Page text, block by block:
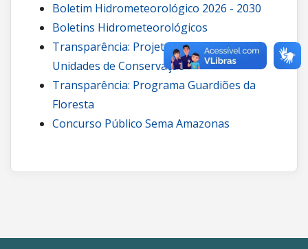
Boletim Hidrometeorológico 2026 - 2030
Boletins Hidrometeorológicos
Transparência: Projetos de carbono em
Unidades de Conservação
Transparência: Programa Guardiões da
Floresta
Concurso Público Sema Amazonas